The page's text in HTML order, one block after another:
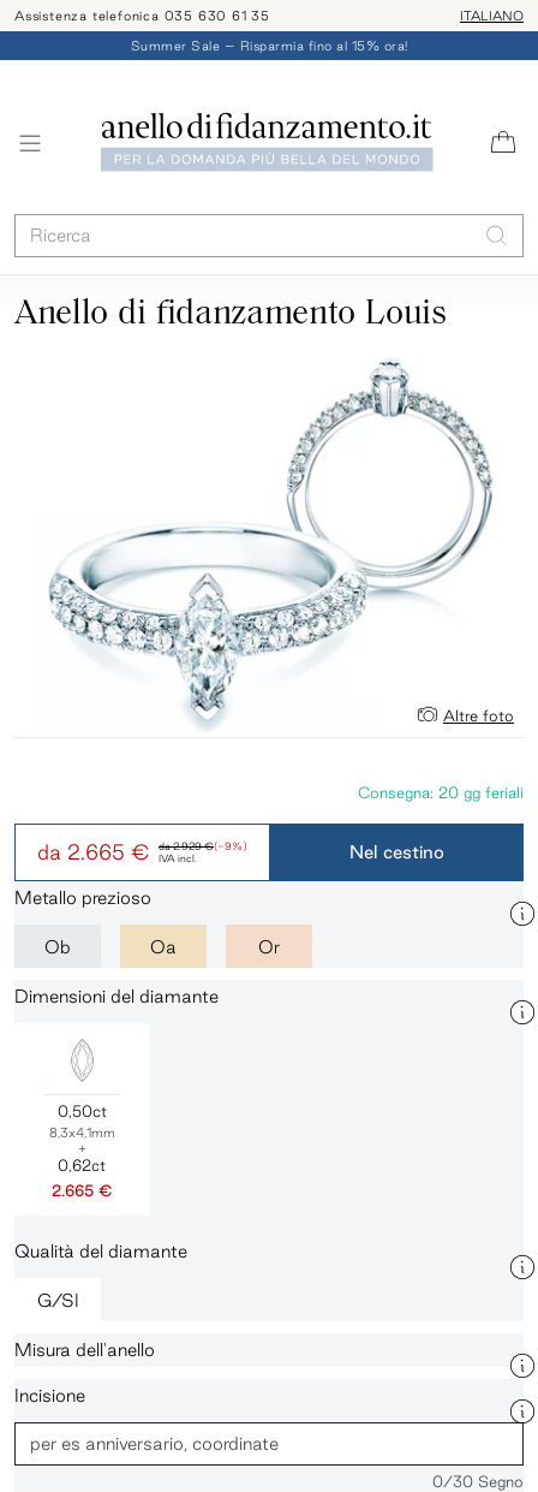
Assistenza telefonica 035 630 61 35 ITALIANO
Summer Sale – Risparmia fino al 15% ora!
Anello di fidanzamento Louis
Altre foto
da2.929 €(-9%)
da 2.665 € IVA incl.
Consegna: 20 gg feriali
Nel cestino
Metallo prezioso
Ob Oa Or
Dimensioni del diamante
0,50ct
8,3x4,1mm
+
0,62ct
2.665 €
Qualità del diamante
G/SI
Misura dell'anello
Incisione
0/30 Segno